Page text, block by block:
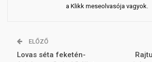
a Klikk meseolvasója vagyok.
ELŐZŐ
Lovas séta feketén-